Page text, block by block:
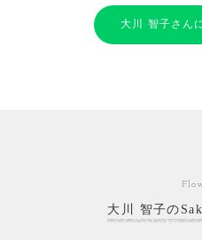
大川 智子さん
大川 智子の